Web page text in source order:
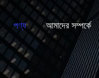
পণ্য আমাদের সম্পর্কে